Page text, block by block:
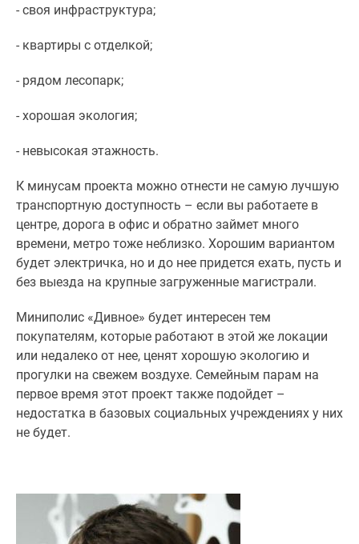
- своя инфраструктура;
- квартиры с отделкой;
- рядом лесопарк;
- хорошая экология;
- невысокая этажность.
К минусам проекта можно отнести не самую лучшую
транспортную доступность – если вы работаете в
центре, дорога в офис и обратно займет много
времени, метро тоже неблизко. Хорошим вариантом
будет электричка, но и до нее придется ехать, пусть и
без выезда на крупные загруженные магистрали.
Миниполис «Дивное» будет интересен тем
покупателям, которые работают в этой же локации
или недалеко от нее, ценят хорошую экологию и
прогулки на свежем воздухе. Семейным парам на
первое время этот проект также подойдет –
недостатка в базовых социальных учреждениях у них
не будет.